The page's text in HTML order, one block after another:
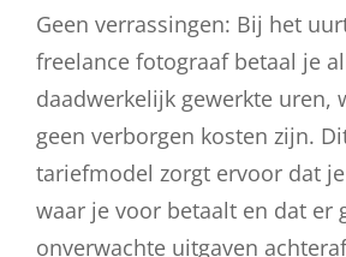
Geen verrassingen: Bij het
freelance fotograaf betaal je
daadwerkelijk gewerkte uren,
geen verborgen kosten zijn.
tariefmodel zorgt ervoor dat
waar je voor betaalt en dat er
onverwachte uitgaven